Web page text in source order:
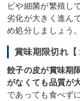
ビや細菌が繁殖し
劣化が大きく進ん
め処分しましょう。
賞味期限切れ
餃子の皮が賞味期
がなくても品質が
であっても食べず